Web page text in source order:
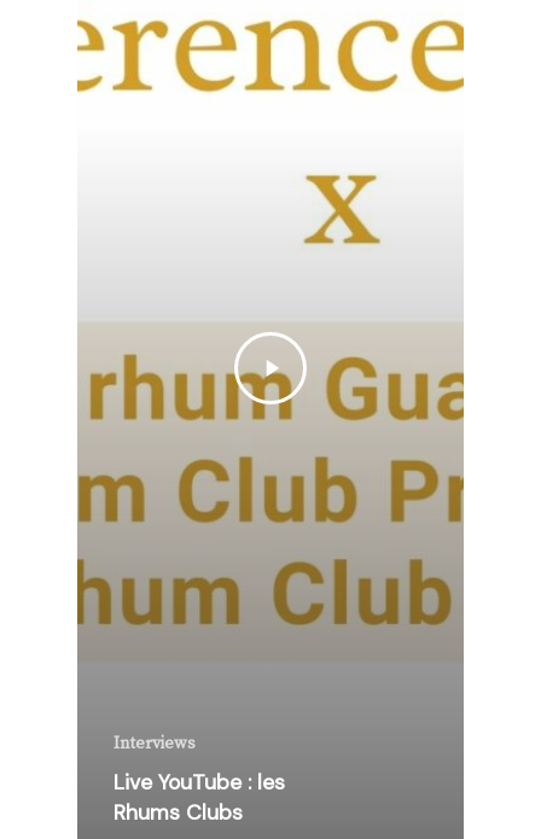
Interviews
Live YouTube : les
Rhums Clubs